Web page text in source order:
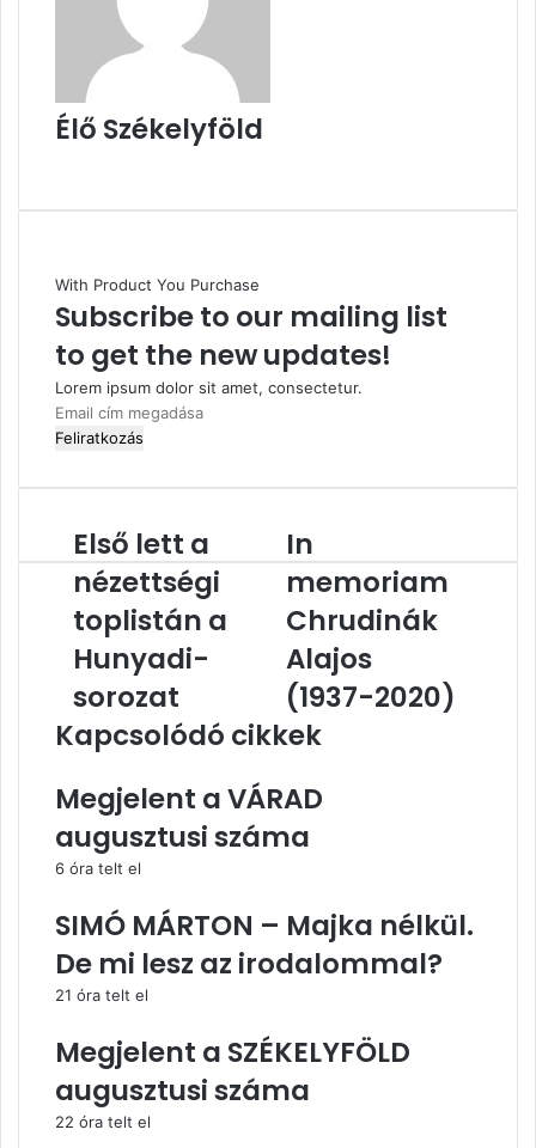
Élő Székelyföld
With Product You Purchase
Subscribe to our mailing list
to get the new updates!
Lorem ipsum dolor sit amet, consectetur.
Email
cím
Első
lett
a
nézettségi
toplistán
a
sorozat
Első lett a
nézettségi
toplistán a
Hunyadi-
sorozat
In
memoriam
Chrudinák
Alajos
(1937-
2020)
In
memoriam
Chrudinák
Alajos
(1937-2020)
Kapcsolódó cikkek
Megjelent a VÁRAD
augusztusi száma
6 óra telt el
SIMÓ MÁRTON – Majka nélkül.
De mi lesz az irodalommal?
21 óra telt el
Megjelent a SZÉKELYFÖLD
augusztusi száma
22 óra telt el